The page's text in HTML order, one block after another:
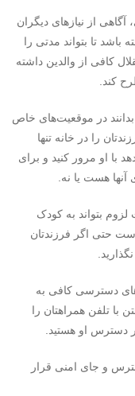
از نیازهای دیگران
تا بتواند مدتی را
کافی از والدین داشته
کند.
بدانند در موقعیت‌های خاص
را در خانه تنها
با او مرور کنید و برای
آنها هست یا نه.
بتواند به کودک
حتی اگر فرزندتان
دسترسی کافی به
با تلفن همراهتان را
دسترس او هستید.
و جای امنی قرار